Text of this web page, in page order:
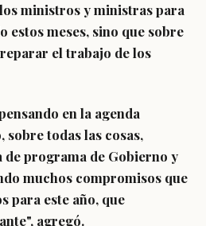
ministros y ministras para
estos meses, sino que sobre
el trabajo de los
en la agenda
sobre todas las cosas,
de programa de Gobierno y
muchos compromisos que
para este año, que
agregó.